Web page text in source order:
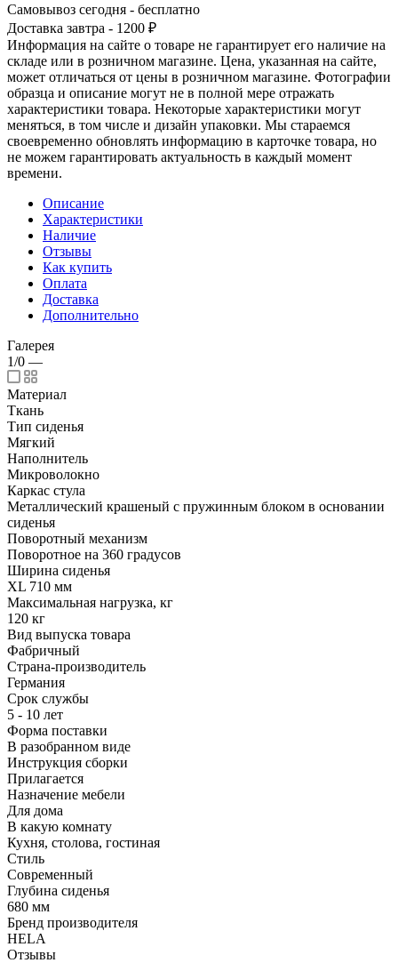
Самовывоз сегодня - бесплатно
Доставка завтра - 1200 ₽
Информация на сайте о товаре не гарантирует его наличие на
складе или в розничном магазине. Цена, указанная на сайте,
может отличаться от цены в розничном магазине. Фотографии
образца и описание могут не в полной мере отражать
характеристики товара. Некоторые характеристики могут
меняться, в том числе и дизайн упаковки. Мы стараемся
своевременно обновлять информацию в карточке товара, но
не можем гарантировать актуальность в каждый момент
времени.
Описание
Характеристики
Наличие
Отзывы
Как купить
Оплата
Доставка
Дополнительно
Галерея
1/0 —
Материал
Ткань
Тип сиденья
Мягкий
Наполнитель
Микроволокно
Каркас стула
Металлический крашеный с пружинным блоком в основании
сиденья
Поворотный механизм
Поворотное на 360 градусов
Ширина сиденья
XL 710 мм
Максимальная нагрузка, кг
120 кг
Вид выпуска товара
Фабричный
Страна-производитель
Германия
Срок службы
5 - 10 лет
Форма поставки
В разобранном виде
Инструкция сборки
Прилагается
Назначение мебели
Для дома
В какую комнату
Кухня, столова, гостиная
Стиль
Современный
Глубина сиденья
680 мм
Бренд производителя
HELA
Отзывы